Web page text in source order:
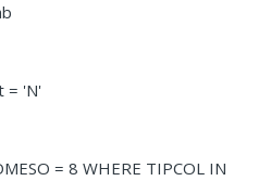
= 'N'
= 8 WHERE TIPCOL IN